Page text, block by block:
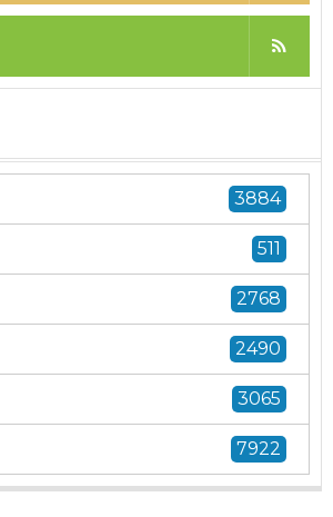
3884
511
2768
2490
3065
7922